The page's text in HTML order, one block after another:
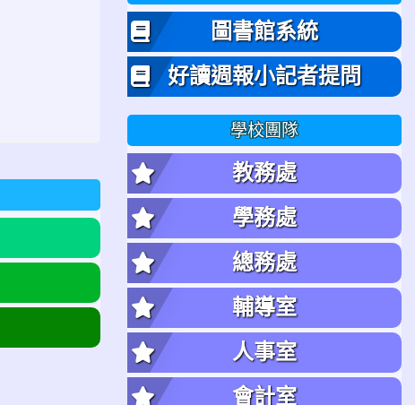
圖書館系統
好讀週報小記者提問
學校團隊
教務處
學務處
總務處
輔導室
人事室
會計室